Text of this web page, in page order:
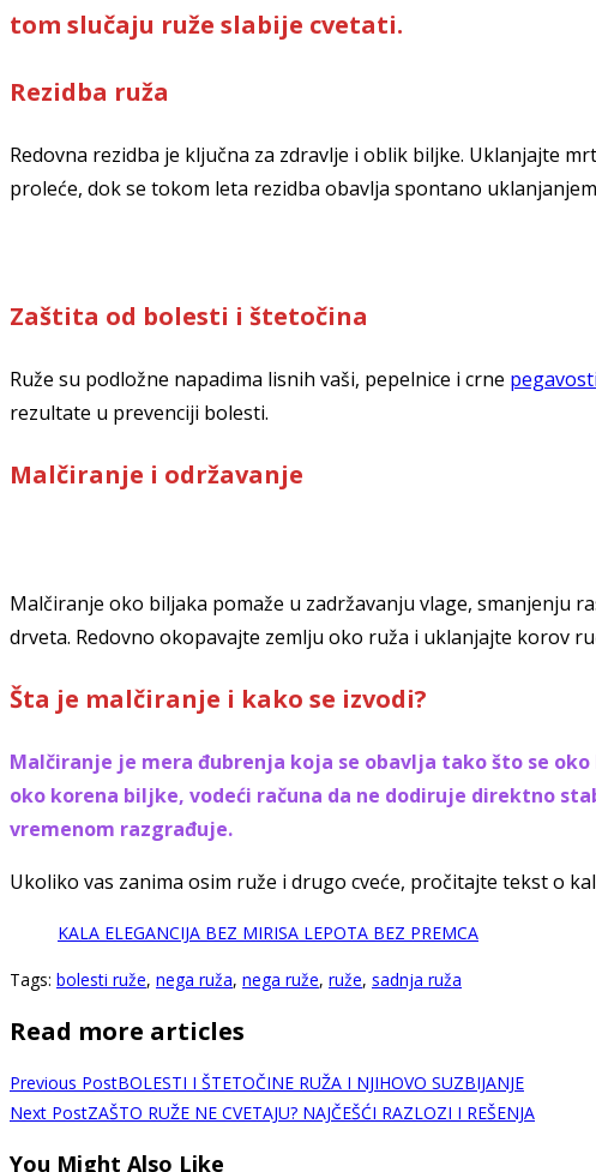
tom slučaju ruže slabije cvetati.
Rezidba ruža
Redovna rezidba je ključna za zdravlje i oblik biljke. Uklanjajte
proleće, dok se tokom leta rezidba obavlja spontano
Zaštita od bolesti i štetočina
Ruže su podložne napadima lisnih vaši, pepelnice i crne
rezultate u prevenciji bolesti.
Malčiranje i održavanje
Malčiranje oko biljaka pomaže u zadržavanju vlage, smanjenju
drveta. Redovno okopavajte zemlju oko ruža i uklanjajte korov
Šta je malčiranje i kako se izvodi?
Malčiranje je mera đubrenja koja se obavlja tako što se
oko korena biljke, vodeći računa da ne dodiruje direktno
vremenom razgrađuje.
Ukoliko vas zanima osim ruže i drugo cveće, pročitajte tekst o
KALA ELEGANCIJA BEZ MIRISA LEPOTA BEZ PREMCA
Tags: bolesti ruže, nega ruža, nega ruže, ruže, sadnja ruža
Read more articles
Previous PostBOLESTI I ŠTETOČINE RUŽA I NJIHOVO SUZBIJANJE
Next PostZAŠTO RUŽE NE CVETAJU? NAJČEŠĆI RAZLOZI I REŠENJA
You Might Also Like